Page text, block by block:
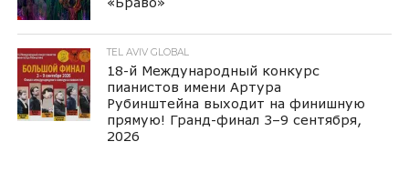
TEL AVIV GLOBAL
18-й Международный конкурс
пианистов имени Артура
Рубинштейна выходит на финишную
прямую! Гранд-финал 3–9 сентября,
2026